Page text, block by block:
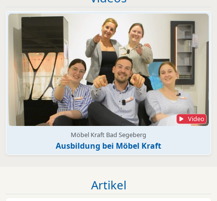
Video
Möbel Kraft Bad Segeberg
Ausbildung bei Möbel Kraft
Artikel